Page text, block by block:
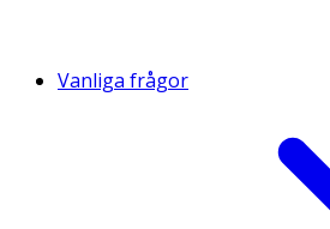
Vanliga frågor